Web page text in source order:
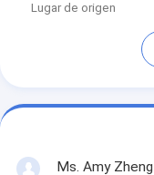
Lugar de origen
Ms. Amy Zheng